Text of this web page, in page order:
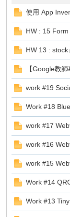
帆
使用 App
HW : 15 Form
HW 13 : stock
【Google教
work #19
Work #18
work #17
work #16
work #15
Work #14
Work #13